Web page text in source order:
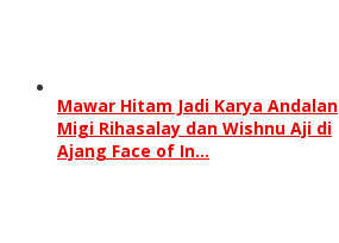
Mawar Hitam Jadi Karya Andalan
Migi Rihasalay dan Wishnu Aji di
Ajang Face of In…